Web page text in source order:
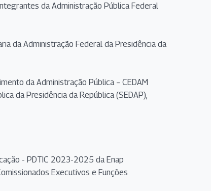
da Administração Pública Federal
da Administração Federal da Presidência da
da Administração Pública – CEDAM
da Presidência da República (SEDAP),
- PDTIC 2023-2025 da Enap
Executivos e Funções